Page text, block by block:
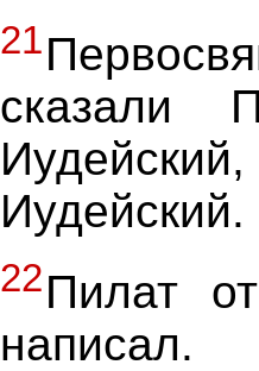
21
сказали
Иудейский.
22Пилат
написал.